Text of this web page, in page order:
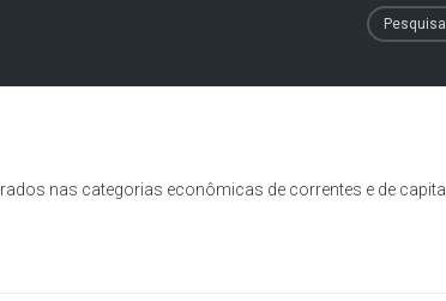
nas categorias econômicas de correntes e de capital.